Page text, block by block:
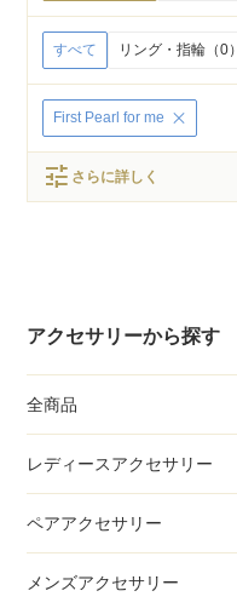
アクセサリーから探す
全商品
レディースアクセサリー
ペアアクセサリー
メンズアクセサリー
すべて リング・指輪（0）
First Pearl for me
tune さらに詳しく